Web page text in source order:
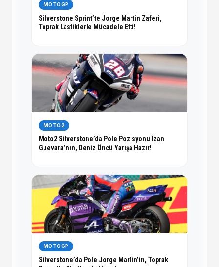
MOTOGP
Silverstone Sprint’te Jorge Martin Zaferi,
Toprak Lastiklerle Mücadele Etti!
MOTO2
Moto2 Silverstone’da Pole Pozisyonu Izan
Guevara’nın, Deniz Öncü Yarışa Hazır!
MOTOGP
Silverstone’da Pole Jorge Martin’in, Toprak